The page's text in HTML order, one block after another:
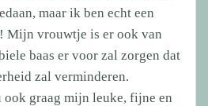
maar ik ben echt een
Mijn vrouwtje is er ook van
baas er voor zal zorgen dat
zal verminderen.
graag mijn leuke, fijne en